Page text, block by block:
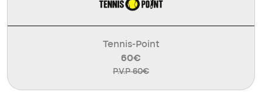
Tennis-Point
60€
P.V.P 60€